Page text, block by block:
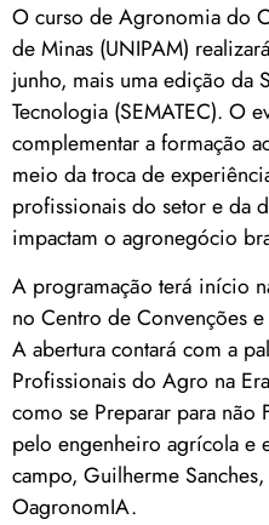
O curso de Agronomia do
de Minas (UNIPAM)
junho, mais uma edição da
Tecnologia (SEMATEC). O
complementar a formação
meio da troca de
profissionais do setor e da
impactam o agronegócio
A programação terá início
no Centro de Convenções
A abertura contará com a
Profissionais do Agro na
como se Preparar para não
pelo engenheiro agrícola e
campo, Guilherme
OagronomIA.